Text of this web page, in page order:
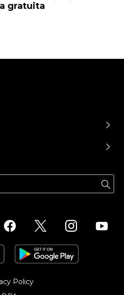
gratuita
Policy